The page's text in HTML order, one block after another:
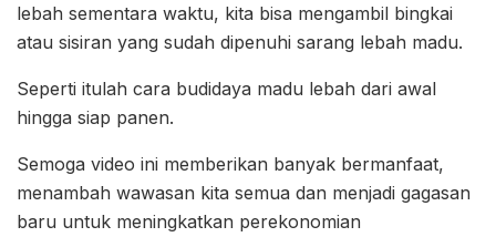
lebah sementara waktu, kita bisa mengambil bingkai
atau sisiran yang sudah dipenuhi sarang lebah madu.
Seperti itulah cara budidaya madu lebah dari awal
hingga siap panen.
Semoga video ini memberikan banyak bermanfaat,
menambah wawasan kita semua dan menjadi gagasan
baru untuk meningkatkan perekonomian